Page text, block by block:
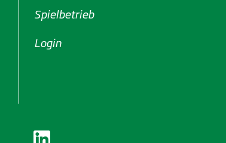
Spielbetrieb
Login